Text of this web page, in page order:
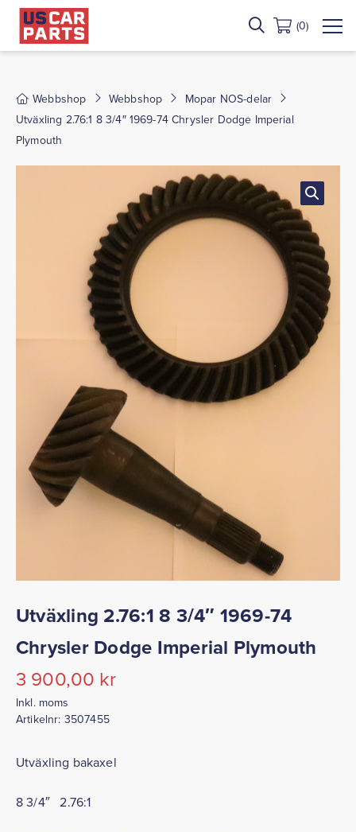
(0)
Webbshop Webbshop
Mopar NOS-delar
Utväxling 2.76:1 8 3/4″ 1969-74 Chrysler Dodge Imperial
Plymouth
Utväxling 2.76:1 8 3/4″ 1969-74
Chrysler Dodge Imperial Plymouth
3 900,00 kr
Inkl. moms
Artikelnr: 3507455
Utväxling bakaxel
8 3/4″ 2.76:1